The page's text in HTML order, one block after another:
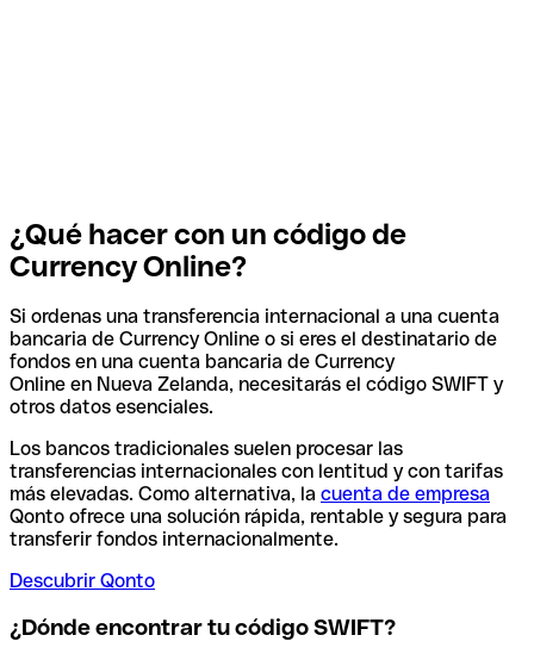
¿Qué hacer con un código de
Currency Online?
Si ordenas una transferencia internacional a una cuenta
bancaria de Currency Online o si eres el destinatario de
fondos en una cuenta bancaria de Currency
Online en Nueva Zelanda, necesitarás el código SWIFT y
otros datos esenciales.
Los bancos tradicionales suelen procesar las
transferencias internacionales con lentitud y con tarifas
más elevadas. Como alternativa, la cuenta de empresa
Qonto ofrece una solución rápida, rentable y segura para
transferir fondos internacionalmente.
Descubrir Qonto
¿Dónde encontrar tu código SWIFT?